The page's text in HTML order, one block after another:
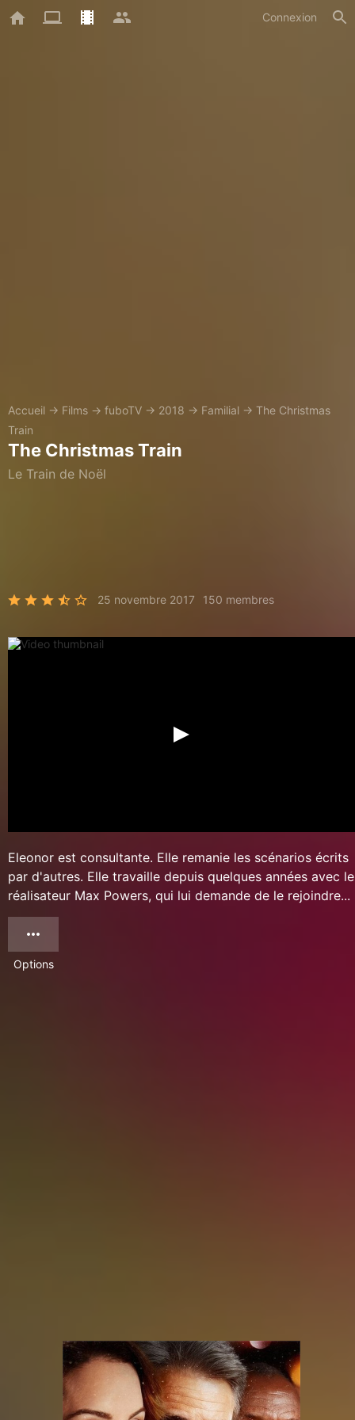
Connexion
Accueil → Films → fuboTV → 2018 → Familial → The Christmas
Train
The Christmas Train
Le Train de Noël
25 novembre 2017 150 membres
Eleonor est consultante. Elle remanie les scénarios écrits
par d'autres. Elle travaille depuis quelques années avec le
réalisateur Max Powers, qui lui demande de le rejoindre...
Options